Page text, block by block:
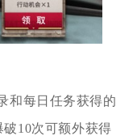
和每日任务获得的
10次可额外获得